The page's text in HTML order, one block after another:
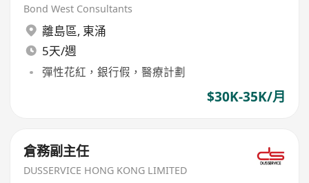
Bond West Consultants
離島區, 東涌
5天/週
彈性花紅，銀行假，醫療計劃
$30K-35K/月
倉務副主任
DUSSERVICE HONG KONG LIMITED